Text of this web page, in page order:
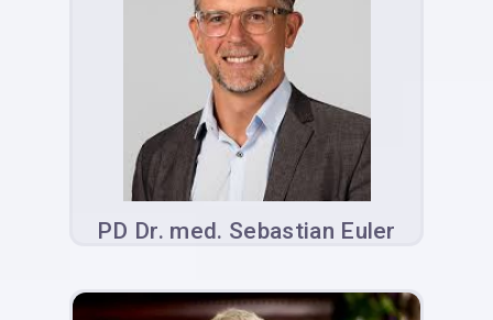
PD Dr. med. Sebastian Euler